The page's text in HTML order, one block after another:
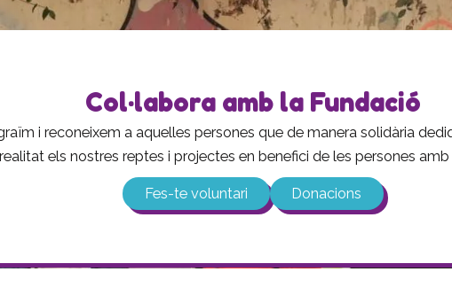
Col·labora amb la Fundació
i reconeixem a aquelles persones que de manera solidària
els nostres reptes i projectes en benefici de les persones
Fes-te voluntari Donacions